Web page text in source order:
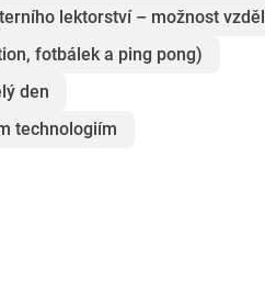
lektorství – možnost
fotbálek a ping pong)
den
technologiím